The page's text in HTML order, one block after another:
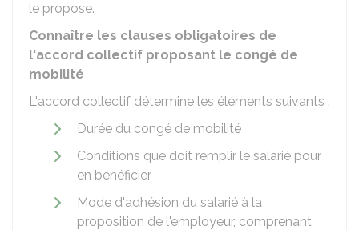
le propose.
Connaître les clauses obligatoires de
l'accord collectif proposant le congé de
mobilité
L'accord collectif détermine les éléments suivants :
Durée du congé de mobilité
Conditions que doit remplir le salarié pour
en bénéficier
Mode d'adhésion du salarié à la
proposition de l'employeur, comprenant